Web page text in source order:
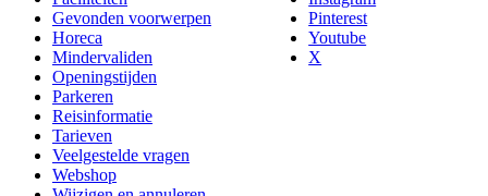
Gevonden voorwerpen
Horeca
Mindervaliden
Openingstijden
Parkeren
Reisinformatie
Tarieven
Veelgestelde vragen
Webshop
Pinterest
Youtube
X